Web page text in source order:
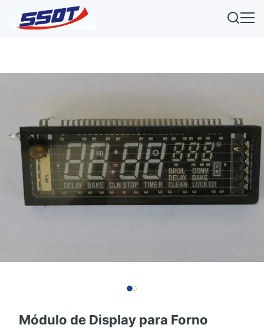
Módulo de Display para Forno